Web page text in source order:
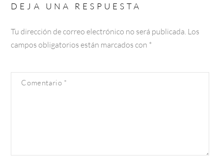
DEJA UNA RESPUESTA
Tu dirección de correo electrónico no será publicada. Los
campos obligatorios están marcados con *
Comentario *